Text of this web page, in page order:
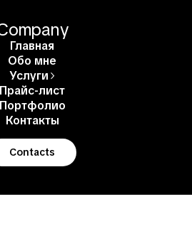
Главная
Обо мне
Услуги
Прайс-лист
Портфолио
Контакты
Contacts